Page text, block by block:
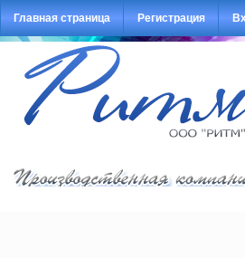
Главная страница Регистрация